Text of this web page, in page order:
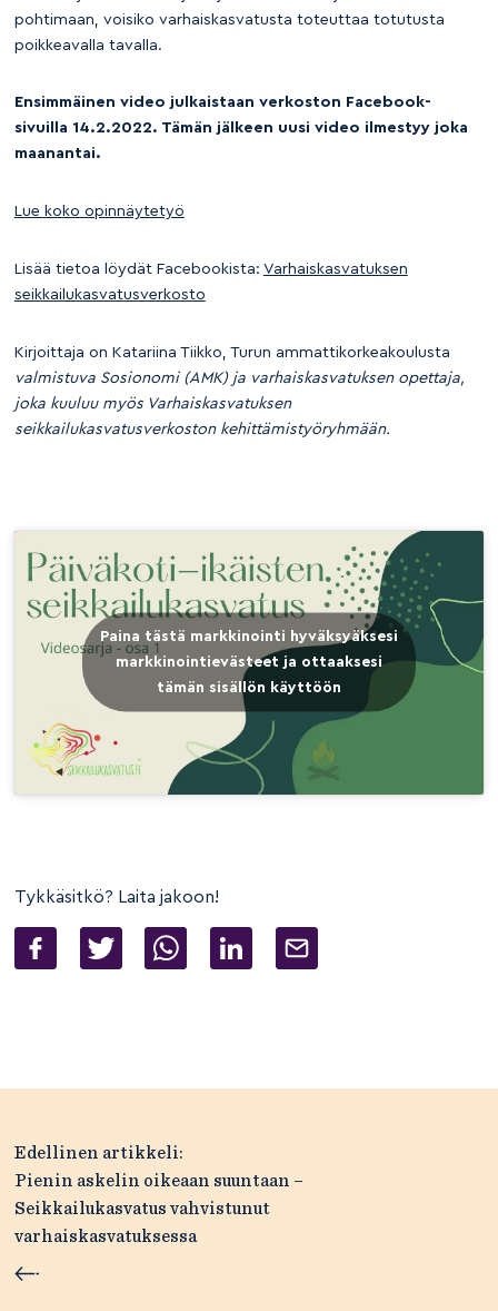
pohtimaan, voisiko varhaiskasvatusta toteuttaa totutusta
poikkeavalla tavalla.
Ensimmäinen video julkaistaan verkoston Facebook-
sivuilla 14.2.2022. Tämän jälkeen uusi video ilmestyy joka
maanantai.
Lue koko opinnäytetyö
Lisää tietoa löydät Facebookista: Varhaiskasvatuksen
seikkailukasvatusverkosto
Kirjoittaja on Katariina Tiikko, Turun ammattikorkeakoulusta
valmistuva Sosionomi (AMK) ja varhaiskasvatuksen opettaja,
joka kuuluu myös Varhaiskasvatuksen
seikkailukasvatusverkoston kehittämistyöryhmään.
Paina tästä markkinointi hyväksyäksesi
markkinointievästeet ja ottaaksesi
tämän sisällön käyttöön
Tykkäsitkö? Laita jakoon!
Artikkelien
selaus
Edellinen artikkeli:
Pienin askelin oikeaan suuntaan –
Seikkailukasvatus vahvistunut
varhaiskasvatuksessa